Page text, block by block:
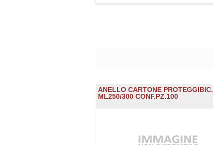
ANELLO CARTONE PROTEGGIBIC.
ML250/300 CONF.PZ.100